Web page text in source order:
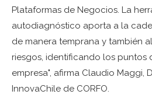
Plataformas de Negocios. La
autodiagnóstico aporta a la
de manera temprana y también
riesgos, identificando los puntos
empresa", afirma Claudio Maggi,
InnovaChile de CORFO.